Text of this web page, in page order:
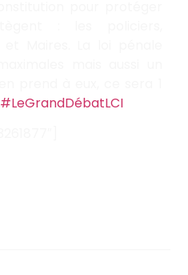
#LeGrandDébatLCI